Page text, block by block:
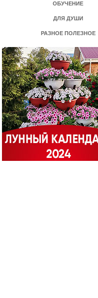
ОБУЧЕНИЕ
ДЛЯ ДУШИ
РАЗНОЕ ПОЛЕЗНОЕ